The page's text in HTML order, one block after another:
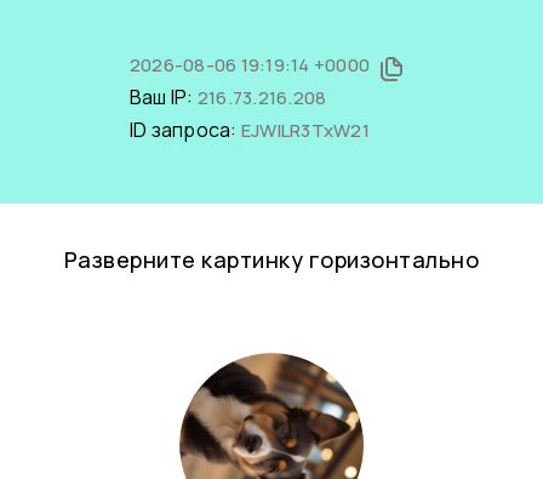
2026-08-06 19:19:14 +0000
Ваш IP: 216.73.216.208
ID запроса: EJWlLR3TxW21
Разверните картинку горизонтально